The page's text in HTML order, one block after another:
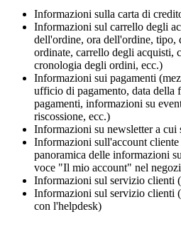
Informazioni sulla carta di
Informazioni sul carrello degli
dell'ordine, ora dell'ordine, tipo,
ordinate, carrello degli acquisti,
cronologia degli ordini, ecc.)
Informazioni sui pagamenti
ufficio di pagamento, data della
pagamenti, informazioni su
riscossione, ecc.)
Informazioni su newsletter a cui
Informazioni sull'account
panoramica delle informazioni
voce "Il mio account" nel
Informazioni sul servizio clienti
Informazioni sul servizio clienti
con l'helpdesk)